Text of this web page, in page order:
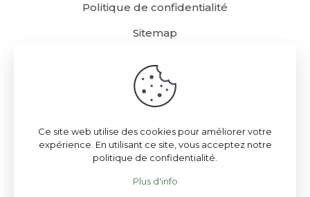
Politique de confidentialité
Sitemap
Ce site web utilise des cookies pour améliorer votre
expérience. En utilisant ce site, vous acceptez notre
politique de confidentialité.
Plus d'info